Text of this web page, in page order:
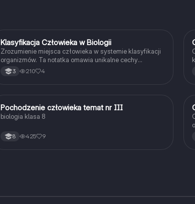
Biologia
Klasyfikacja Człowieka w Biologii
Zrozumienie miejsca człowieka w systemie klasyfikacji
organizmów. Ta notatka omawia unikalne cechy
anatomiczne, genetyczne i immunologiczne człowieka,
a także jego podobieństwa do innych ssaków. Idealna
3 210 4
Biologia
Pochodzenie człowieka temat nr III
biologia klasa 8
8 425 9